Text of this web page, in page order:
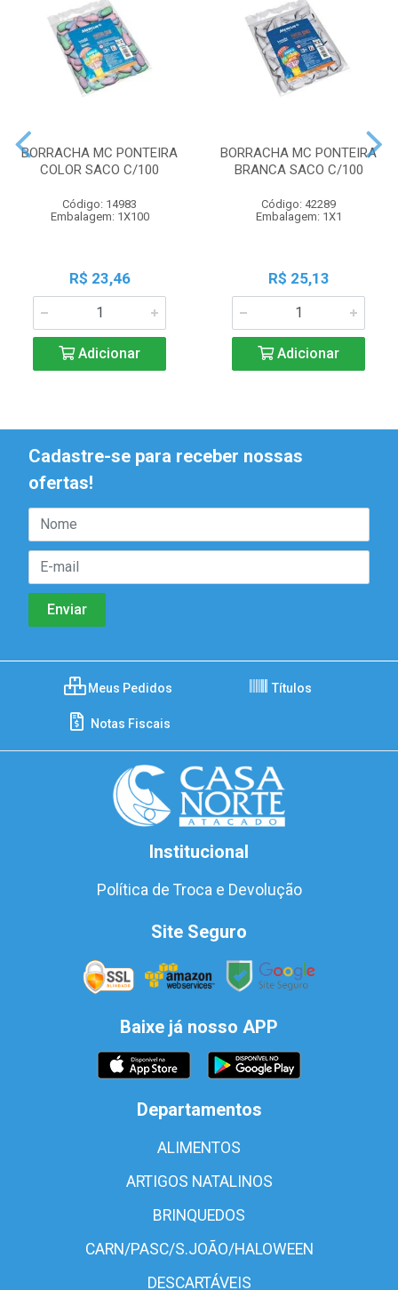
BORRACHA MC PONTEIRA
COLOR SACO C/100
Código: 14983
Embalagem: 1X100
R$ 23,46
Adicionar
BORRACHA MC PONTEIRA
BRANCA SACO C/100
Código: 42289
Embalagem: 1X1
R$ 25,13
Adicionar
Cadastre-se para receber nossas
ofertas!
Meus Pedidos Títulos
Notas Fiscais
Institucional
Política de Troca e Devolução
Site Seguro
Baixe já nosso APP
Departamentos
ALIMENTOS
ARTIGOS NATALINOS
BRINQUEDOS
CARN/PASC/S.JOÃO/HALOWEEN
DESCARTÁVEIS